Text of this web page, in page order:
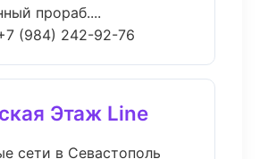
прораб....
(984) 242-92-76
Этаж Line
сети в Севастополь